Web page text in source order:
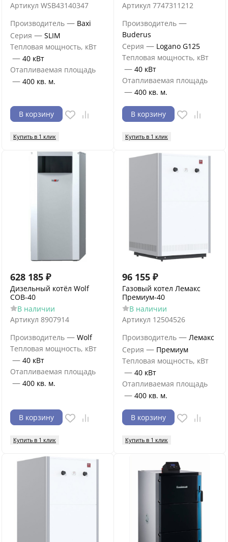
Артикул WSB43140347
Производитель — Baxi
Серия — SLIM
Тепловая мощность, кВт
— 40 кВт
Отапливаемая площадь
— 400 кв. м.
В корзину
Купить в 1 клик
Артикул 7747311212
Производитель —
Buderus
Серия — Logano G125
Тепловая мощность, кВт
— 40 кВт
Отапливаемая площадь
— 400 кв. м.
В корзину
Купить в 1 клик
628 185 ₽
Дизельный котёл Wolf
COB-40
В наличии
Артикул 8907914
Производитель — Wolf
Тепловая мощность, кВт
— 40 кВт
Отапливаемая площадь
— 400 кв. м.
В корзину
Купить в 1 клик
96 155 ₽
Газовый котел Лемакс
Премиум-40
В наличии
Артикул 12504526
Производитель — Лемакс
Серия — Премиум
Тепловая мощность, кВт
— 40 кВт
Отапливаемая площадь
— 400 кв. м.
В корзину
Купить в 1 клик